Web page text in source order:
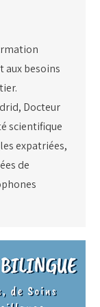
aux besoins
Docteur
scientifique
expatriées,
de